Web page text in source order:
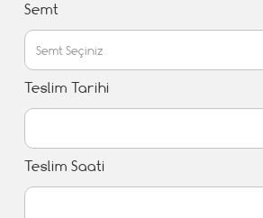
Semt
Teslim Tarihi
Teslim Saati